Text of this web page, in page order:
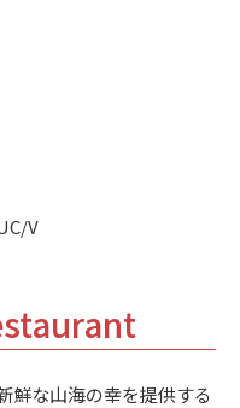
V
鮮な山海の幸を提供する